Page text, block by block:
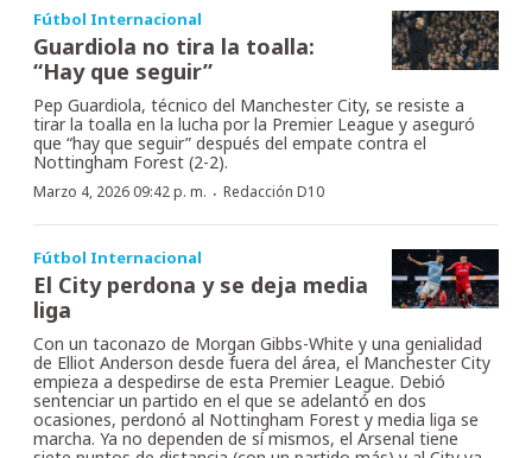
Fútbol Internacional
Guardiola no tira la toalla:
“Hay que seguir”
Pep Guardiola, técnico del Manchester City, se resiste a
tirar la toalla en la lucha por la Premier League y aseguró
que “hay que seguir” después del empate contra el
Nottingham Forest (2-2).
Marzo 4, 2026 09:42 p. m. · Redacción D10
Fútbol Internacional
El City perdona y se deja media
liga
Con un taconazo de Morgan Gibbs-White y una genialidad
de Elliot Anderson desde fuera del área, el Manchester City
empieza a despedirse de esta Premier League. Debió
sentenciar un partido en el que se adelantó en dos
ocasiones, perdonó al Nottingham Forest y media liga se
marcha. Ya no dependen de sí mismos, el Arsenal tiene